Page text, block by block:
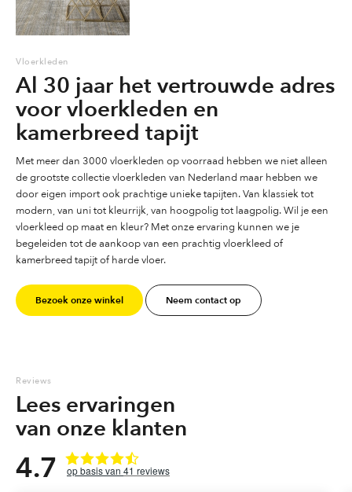
Vloerkleden
Al 30 jaar het vertrouwde adres
voor vloerkleden en
kamerbreed tapijt
Met meer dan 3000 vloerkleden op voorraad hebben we niet alleen
de grootste collectie vloerkleden van Nederland maar hebben we
door eigen import ook prachtige unieke tapijten. Van klassiek tot
modern, van uni tot kleurrijk, van hoogpolig tot laagpolig. Wil je een
vloerkleed op maat en kleur? Met onze ervaring kunnen we je
begeleiden tot de aankoop van een prachtig vloerkleed of
kamerbreed tapijt of harde vloer.
Bezoek onze winkel Neem contact op
Reviews
Lees ervaringen
van onze klanten
4.7 41 reviews